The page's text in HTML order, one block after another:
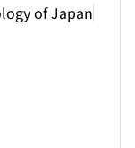
of Japan